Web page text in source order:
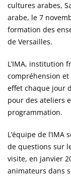
cultures arabes,
arabe, le 7
formation des
de Versailles.
L’IMA, institution
compréhension et
effet chaque jour
pour des ateliers
programmation.
L’équipe de
de questions sur
visite, en janvier
animateurs dans